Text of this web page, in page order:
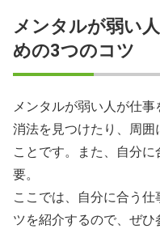
メンタルが弱い
めの3つのコツ
メンタルが弱い人が仕
消法を見つけたり、周
ことです。また、自分
要。
ここでは、自分に合う
ツを紹介するので、ぜひ